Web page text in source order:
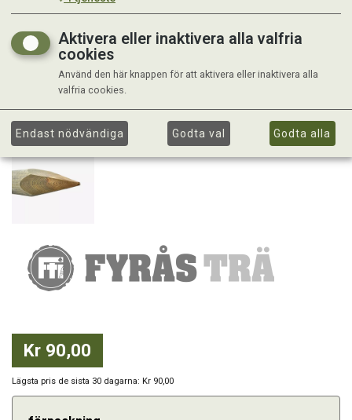
Kr 90,00
Lägsta pris de sista 30 dagarna: Kr 90,00
Aktivera eller inaktivera alla valfria
cookies
Använd den här knappen för att aktivera eller inaktivera alla
valfria cookies.
Endast nödvändiga Godta val Godta alla